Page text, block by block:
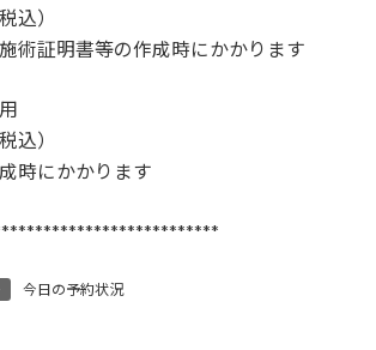
込）
術証明書等の作成時にかかります
込）
時にかかります
今日の予約状況